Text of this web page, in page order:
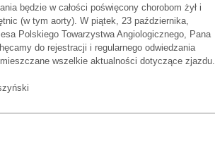
będzie w całości poświęcony chorobom żył i
(w tym aorty). W piątek, 23 października,
Polskiego Towarzystwa Angiologicznego, Pana
do rejestracji i regularnego odwiedzania
wszelkie aktualności dotyczące zjazdu.